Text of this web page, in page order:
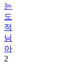
는
도
적
님
아
2